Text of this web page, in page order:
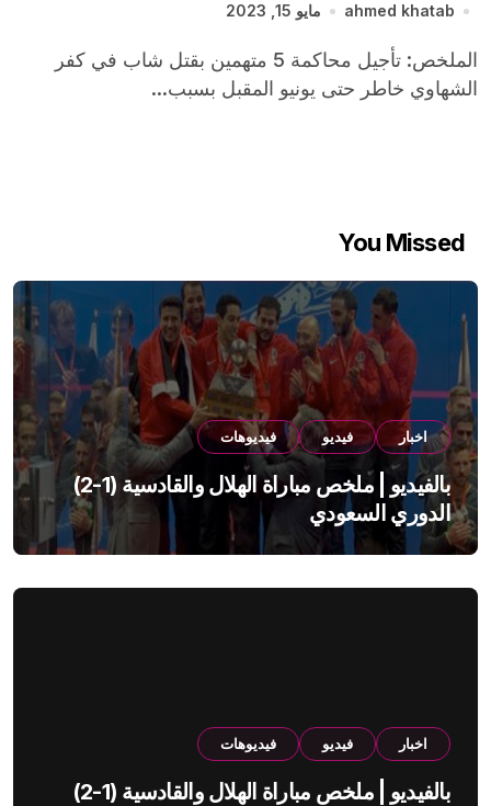
ahmed khatab مايو 15, 2023
الملخص: تأجيل محاكمة 5 متهمين بقتل شاب في كفر
الشهاوي خاطر حتى يونيو المقبل بسبب...
You Missed
اخبار فيديو فيديوهات
بالفيديو | ملخص مباراة الهلال والقادسية (1-2)
الدوري السعودي
اخبار فيديو فيديوهات
بالفيديو | ملخص مباراة الهلال والقادسية (1-2)